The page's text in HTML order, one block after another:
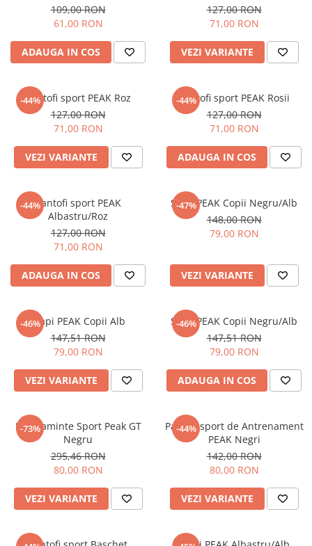
109,00 RON
61,00 RON
ADAUGA IN COS
127,00 RON
71,00 RON
VEZI VARIANTE
-44%
Pantofi sport PEAK Roz
127,00 RON
71,00 RON
VEZI VARIANTE
-44%
Pantofi sport PEAK Rosii
127,00 RON
71,00 RON
ADAUGA IN COS
-44%Pantofi sport PEAK
Albastru/Roz
127,00 RON
71,00 RON
ADAUGA IN COS
-47%
Slapi PEAK Copii Negru/Alb
148,00 RON
79,00 RON
VEZI VARIANTE
-46%Slapi PEAK Copii Alb
147,51 RON
79,00 RON
VEZI VARIANTE
-46%
Slapi PEAK Copii Negru/Alb
147,51 RON
79,00 RON
ADAUGA IN COS
-73%
Incaltaminte Sport Peak GT
Negru
295,46 RON
80,00 RON
VEZI VARIANTE
-44%
Pantofi sport de Antrenament
PEAK Negri
142,00 RON
80,00 RON
VEZI VARIANTE